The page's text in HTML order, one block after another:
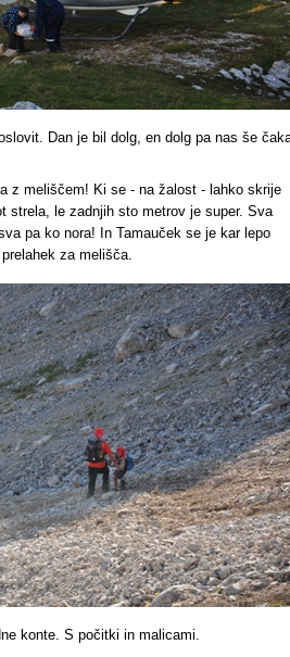
Dan je bil dolg, en dolg pa nas še
z meliščem! Ki se - na žalost - lahko skrije
strela, le zadnjih sto metrov je super. Sva
pa ko nora! In Tamauček se je kar lepo
za melišča.
konte. S počitki in malicami.